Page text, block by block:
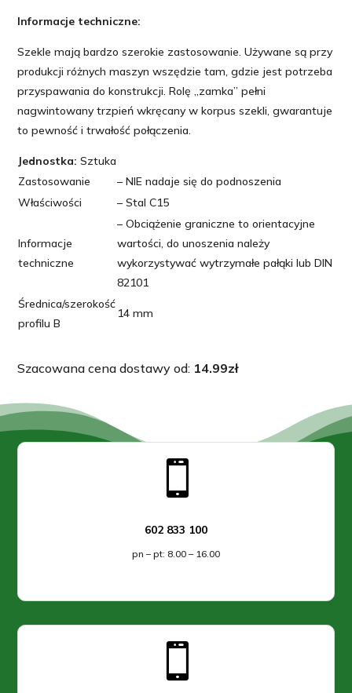
Informacje techniczne:
Szekle mają bardzo szerokie zastosowanie. Używane są przy
produkcji różnych maszyn wszędzie tam, gdzie jest potrzeba
przyspawania do konstrukcji. Rolę „zamka” pełni
nagwintowany trzpień wkręcany w korpus szekli, gwarantuje
to pewność i trwałość połączenia.
Jednostka: Sztuka
Zastosowanie
– NIE nadaje się do podnoszenia
Właściwości
– Stal C15
Informacje
techniczne
– Obciążenie graniczne to orientacyjne
wartości, do unoszenia należy
wykorzystywać wytrzymałe pałąki lub DIN
82101
Średnica/szerokość
profilu B
14 mm
Szacowana cena dostawy od: 14.99zł

602 833 100
pn – pt: 8.00 – 16.00
